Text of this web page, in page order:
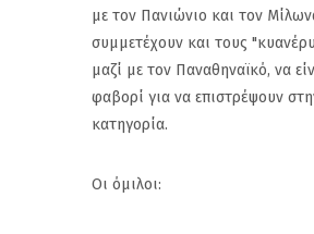
με τον Πανιώνιο και τον
συμμετέχουν και τους
μαζί με τον Παναθηναϊκό, να
φαβορί για να επιστρέψουν
κατηγορία.
Οι όμιλοι: